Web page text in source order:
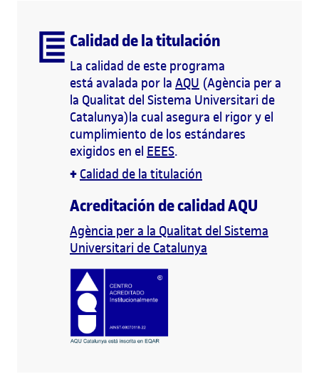
Calidad de la titulación
La calidad de este programa
está avalada por la AQU (Agència per a
la Qualitat del Sistema Universitari de
Catalunya)la cual asegura el rigor y el
cumplimiento de los estándares
exigidos en el EEES.
+ Calidad de la titulación
Acreditación de calidad AQU
Agència per a la Qualitat del Sistema
Universitari de Catalunya